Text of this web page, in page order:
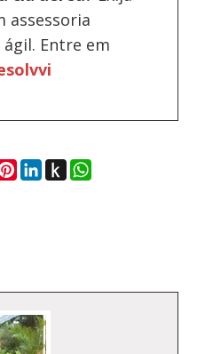
assessoria
Entre em
Pinterest
LinkedIn
Push
to
WhatsApp